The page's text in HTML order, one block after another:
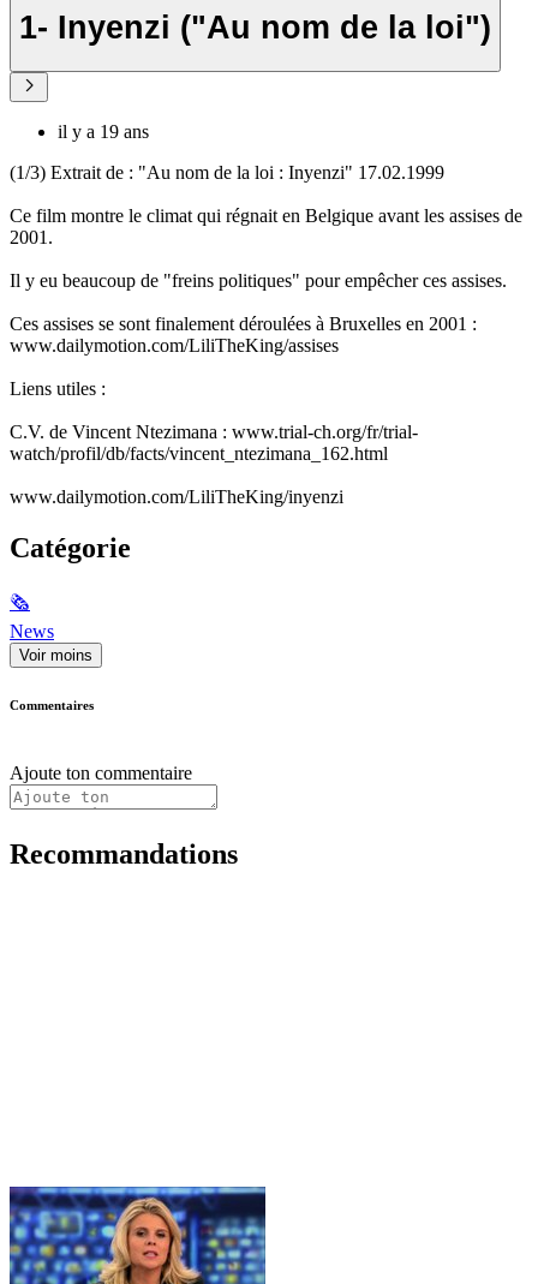
1- Inyenzi ("Au nom de la loi")
il y a 19 ans
(1/3) Extrait de : "Au nom de la loi : Inyenzi" 17.02.1999
Ce film montre le climat qui régnait en Belgique avant les assises de
2001.
Il y eu beaucoup de "freins politiques" pour empêcher ces assises.
Ces assises se sont finalement déroulées à Bruxelles en 2001 :
www.dailymotion.com/LiliTheKing/assises
Liens utiles :
C.V. de Vincent Ntezimana : www.trial-ch.org/fr/trial-
watch/profil/db/facts/vincent_ntezimana_162.html
www.dailymotion.com/LiliTheKing/inyenzi
Catégorie
🗞
News
Voir moins
Commentaires
Ajoute ton commentaire
Recommandations